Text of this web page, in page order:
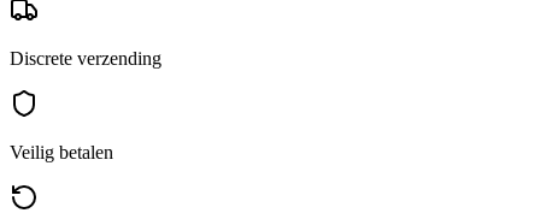
Discrete verzending
Veilig betalen